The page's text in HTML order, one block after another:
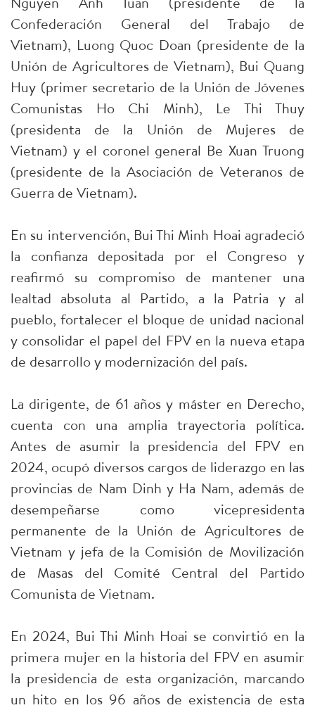
Confederación General del Trabajo de
Vietnam), Luong Quoc Doan (presidente de la
Unión de Agricultores de Vietnam), Bui Quang
Huy (primer secretario de la Unión de Jóvenes
Comunistas Ho Chi Minh), Le Thi Thuy
(presidenta de la Unión de Mujeres de
Vietnam) y el coronel general Be Xuan Truong
(presidente de la Asociación de Veteranos de
Guerra de Vietnam).
En su intervención, Bui Thi Minh Hoai agradeció
la confianza depositada por el Congreso y
reafirmó su compromiso de mantener una
lealtad absoluta al Partido, a la Patria y al
pueblo, fortalecer el bloque de unidad nacional
y consolidar el papel del FPV en la nueva etapa
de desarrollo y modernización del país.
La dirigente, de 61 años y máster en Derecho,
cuenta con una amplia trayectoria política.
Antes de asumir la presidencia del FPV en
2024, ocupó diversos cargos de liderazgo en las
provincias de Nam Dinh y Ha Nam, además de
desempeñarse como vicepresidenta
permanente de la Unión de Agricultores de
Vietnam y jefa de la Comisión de Movilización
de Masas del Comité Central del Partido
Comunista de Vietnam.
En 2024, Bui Thi Minh Hoai se convirtió en la
primera mujer en la historia del FPV en asumir
la presidencia de esta organización, marcando
un hito en los 96 años de existencia de esta